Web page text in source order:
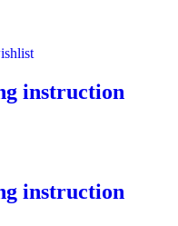
instruction
instruction